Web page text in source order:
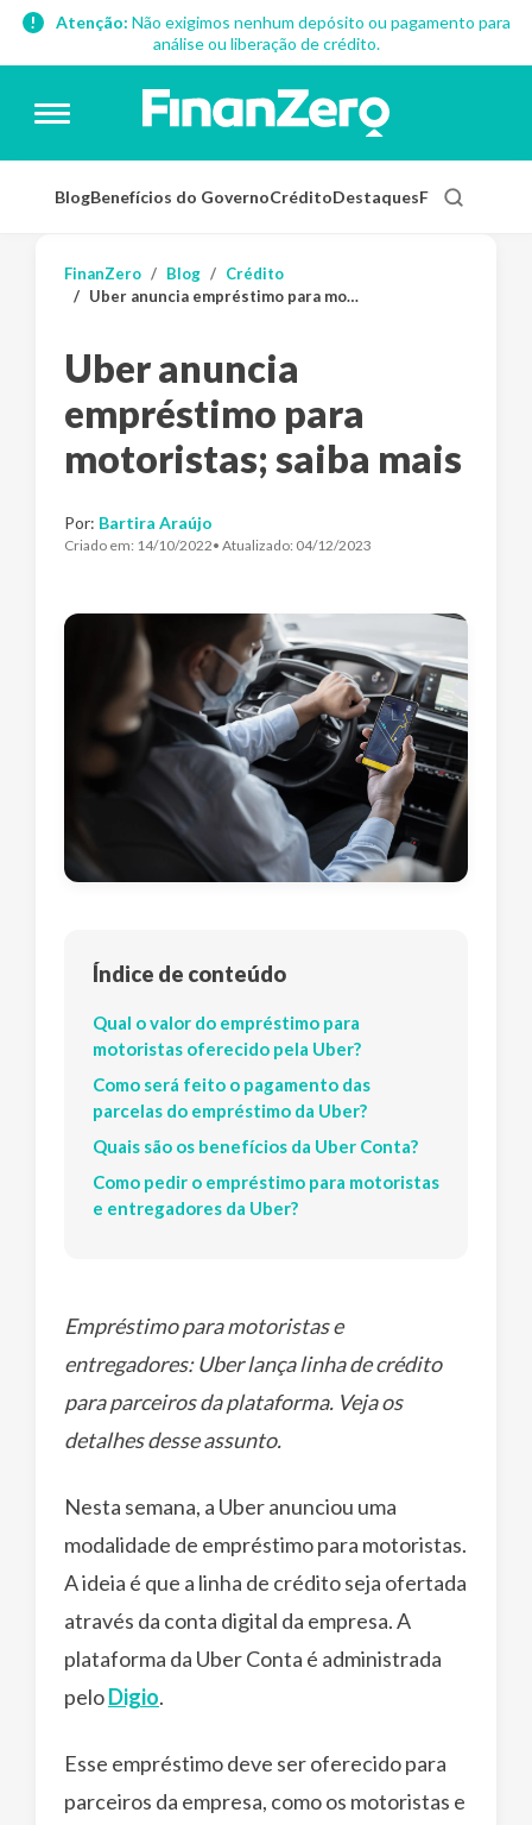
Atenção: Não exigimos nenhum depósito ou pagamento para
análise ou liberação de crédito.
BlogBenefícios do GovernoCréditoDestaquesFinanças
FinanZero Blog
Crédito
Uber anuncia empréstimo para motoristas; saiba mais
Uber anuncia
empréstimo para
motoristas; saiba mais
Por: Bartira Araújo
Criado em: 14/10/2022• Atualizado: 04/12/2023
Índice de conteúdo
Qual o valor do empréstimo para
motoristas oferecido pela Uber?
Como será feito o pagamento das
parcelas do empréstimo da Uber?
Quais são os benefícios da Uber Conta?
Como pedir o empréstimo para motoristas
e entregadores da Uber?
Empréstimo para motoristas e
entregadores: Uber lança linha de crédito
para parceiros da plataforma. Veja os
detalhes desse assunto.
Nesta semana, a Uber anunciou uma
modalidade de empréstimo para motoristas.
A ideia é que a linha de crédito seja ofertada
através da conta digital da empresa. A
plataforma da Uber Conta é administrada
peloDigio.
Esse empréstimo deve ser oferecido para
parceiros da empresa, como os motoristas e